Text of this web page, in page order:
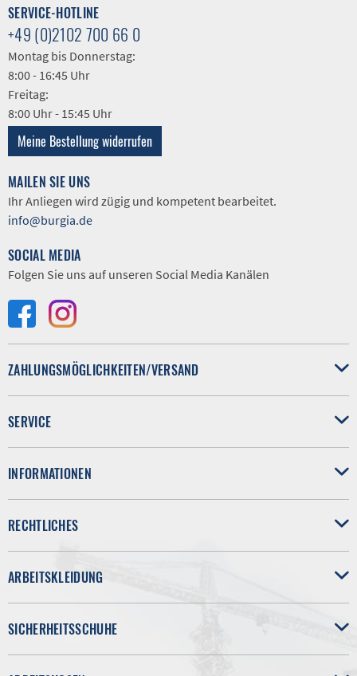
SERVICE-HOTLINE
+49 (0)2102 700 66 0
Montag bis Donnerstag:
8:00 - 16:45 Uhr
Freitag:
8:00 Uhr - 15:45 Uhr
Meine Bestellung widerrufen
MAILEN SIE UNS
Ihr Anliegen wird zügig und kompetent bearbeitet.
info@burgia.de
SOCIAL MEDIA
Folgen Sie uns auf unseren Social Media Kanälen
ZAHLUNGSMÖGLICHKEITEN/VERSAND
SERVICE
INFORMATIONEN
RECHTLICHES
ARBEITSKLEIDUNG
SICHERHEITSSCHUHE